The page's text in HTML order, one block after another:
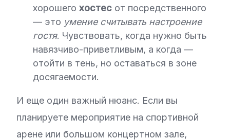
хорошего хостес от посредственного
— это умение считывать настроение
гостя. Чувствовать, когда нужно быть
навязчиво-приветливым, а когда —
отойти в тень, но оставаться в зоне
досягаемости.
И еще один важный нюанс. Если вы
планируете мероприятие на спортивной
арене или большом концертном зале,